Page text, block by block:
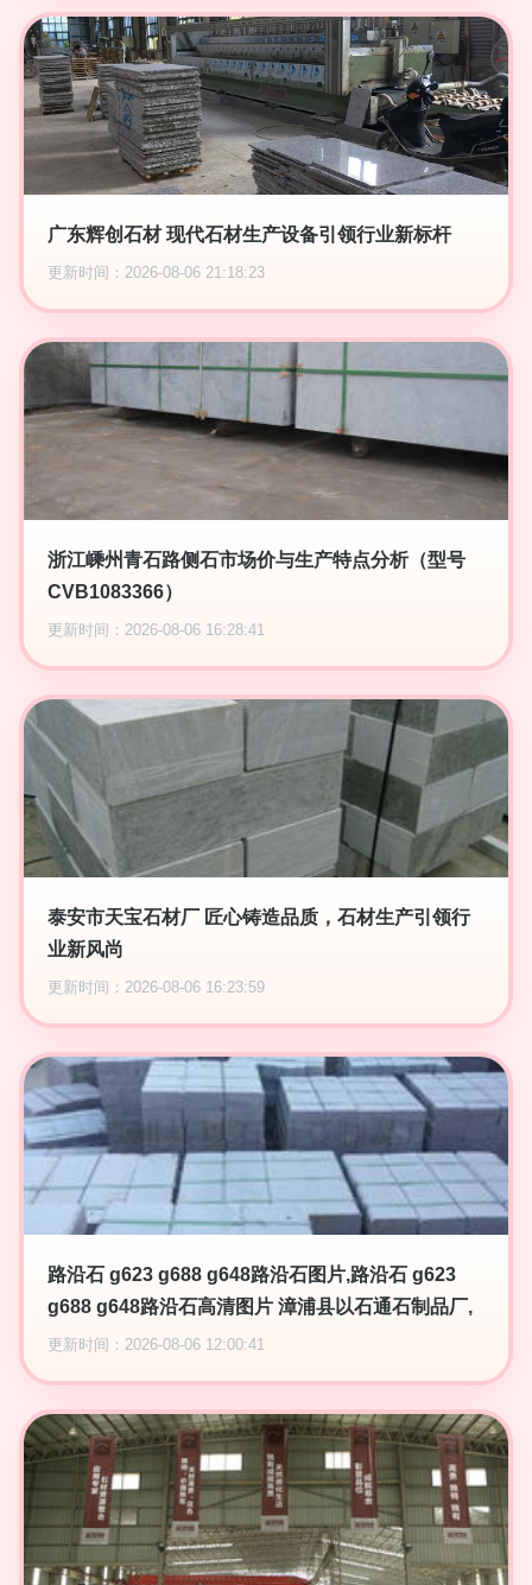
广东辉创石材 现代石材生产设备引领行业新标杆
更新时间：2026-08-06 21:18:23
浙江嵊州青石路侧石市场价与生产特点分析（型号
CVB1083366）
更新时间：2026-08-06 16:28:41
泰安市天宝石材厂 匠心铸造品质，石材生产引领行
业新风尚
更新时间：2026-08-06 16:23:59
路沿石 g623 g688 g648路沿石图片,路沿石 g623
g688 g648路沿石高清图片 漳浦县以石通石制品厂,
更新时间：2026-08-06 12:00:41